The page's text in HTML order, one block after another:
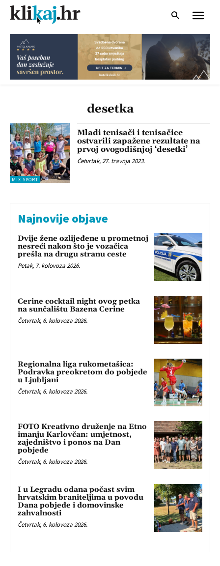
desetka
MIX SPORT
Mladi tenisači i tenisačice
ostvarili zapažene rezultate na
prvoj ovogodišnjoj ‘desetki’
Četvrtak, 27. travnja 2023.
Najnovije objave
Dvije žene ozlijeđene u prometnoj
nesreći nakon što je vozačica
prešla na drugu stranu ceste
Petak, 7. kolovoza 2026.
Cerine cocktail night ovog petka
na sunčalištu Bazena Cerine
Četvrtak, 6. kolovoza 2026.
Regionalna liga rukometašica:
Podravka preokretom do pobjede
u Ljubljani
Četvrtak, 6. kolovoza 2026.
FOTO Kreativno druženje na Etno
imanju Karlovčan: umjetnost,
zajedništvo i ponos na Dan
pobjede
Četvrtak, 6. kolovoza 2026.
I u Legradu odana počast svim
hrvatskim braniteljima u povodu
Dana pobjede i domovinske
zahvalnosti
Četvrtak, 6. kolovoza 2026.